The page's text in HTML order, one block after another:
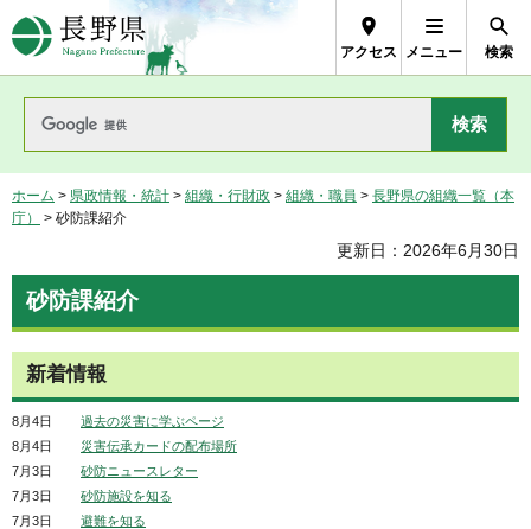
長野県Nagano Prefecture
アクセス メニュー 検索
ホーム > 県政情報・統計 > 組織・行財政 > 組織・職員 > 長野県の組織一覧（本
庁）
> 砂防課紹介
更新日：2026年6月30日
砂防課紹介
新着情報
8月4日
過去の災害に学ぶページ
8月4日
災害伝承カードの配布場所
7月3日
砂防ニュースレター
7月3日
砂防施設を知る
7月3日
避難を知る